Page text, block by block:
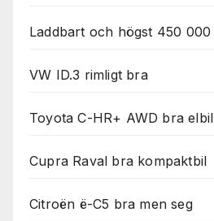
Laddbart och högst 450 000
VW ID.3 rimligt bra
Toyota C-HR+ AWD bra elbil
Cupra Raval bra kompaktbil
Citroën ë-C5 bra men seg